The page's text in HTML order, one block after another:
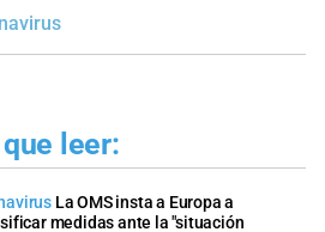
leer:
La OMS insta a Europa a
medidas ante la "situación